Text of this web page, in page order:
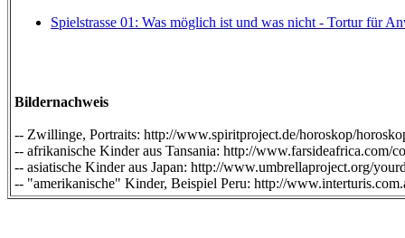
Spielstrasse 01: Was möglich ist und was nicht - Tortur für
Bildernachweis
-- Zwillinge, Portraits: http://www.spiritproject.de/horoskop/
-- afrikanische Kinder aus Tansania: http://www.farsideafrica.com/
-- asiatische Kinder aus Japan: http://www.umbrellaproject.org/
-- "amerikanische" Kinder, Beispiel Peru: http://